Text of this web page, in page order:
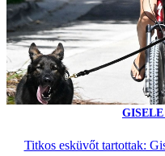
Titkos esküvőt tartottak: